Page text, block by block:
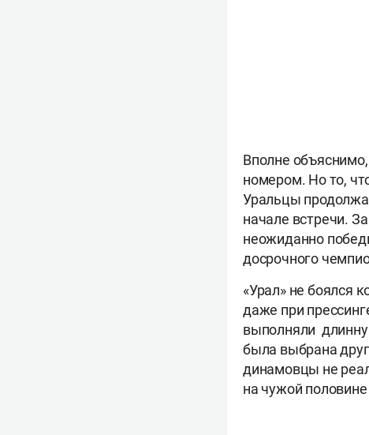
Вполне
номером. Но то,
Уральцы
начале встречи.
неожиданно
досрочного
«Урал» не боялся
даже при
выполняли
была выбрана
динамовцы не
на чужой